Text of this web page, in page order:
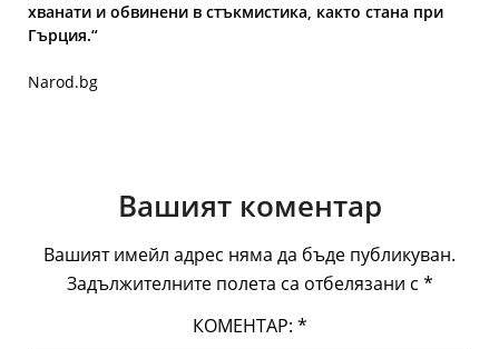
хванати и обвинени в стъкмистика, както стана при
Гърция.“
Narod.bg
Вашият коментар
Вашият имейл адрес няма да бъде публикуван.
Задължителните полета са отбелязани с *
КОМЕНТАР: *